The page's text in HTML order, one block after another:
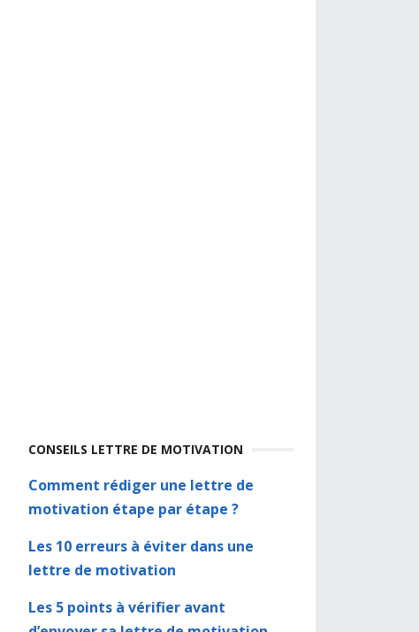
CONSEILS LETTRE DE MOTIVATION
Comment rédiger une lettre de
motivation étape par étape ?
Les 10 erreurs à éviter dans une
lettre de motivation
Les 5 points à vérifier avant